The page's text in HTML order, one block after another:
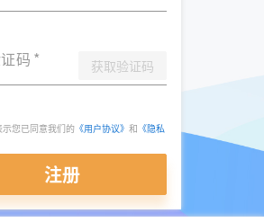
码 * 获取验证码
示您已同意我们的 《用户协议》 和 《隐私
注册